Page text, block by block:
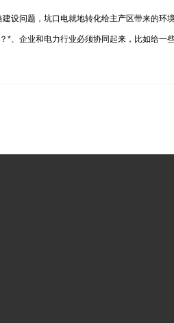
设问题，坑口电就地转化给主产区带来的
企业和电力行业必须协同起来，比如给一